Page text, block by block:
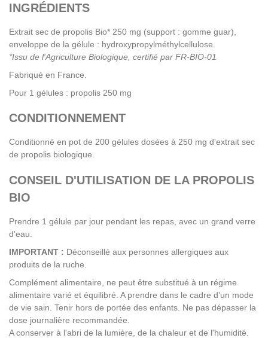
INGRÉDIENTS
Extrait sec de propolis Bio* 250 mg (support : gomme guar),
enveloppe de la gélule : hydroxypropylméthylcellulose.
*Issu de l'Agriculture Biologique, certifié par FR-BIO-01
Fabriqué en France.
Pour 1 gélules : propolis 250 mg
CONDITIONNEMENT
Conditionné en pot de 200 gélules dosées à 250 mg d'extrait sec
de propolis biologique.
CONSEIL D'UTILISATION DE LA PROPOLIS
BIO
Prendre 1 gélule par jour pendant les repas, avec un grand verre
d'eau.
IMPORTANT : Déconseillé aux personnes allergiques aux
produits de la ruche.
Complément alimentaire, ne peut être substitué à un régime
alimentaire varié et équilibré. A prendre dans le cadre d’un mode
de vie sain. Tenir hors de portée des enfants. Ne pas dépasser la
dose journalière recommandée.
A conserver à l'abri de la lumière, de la chaleur et de l'humidité.